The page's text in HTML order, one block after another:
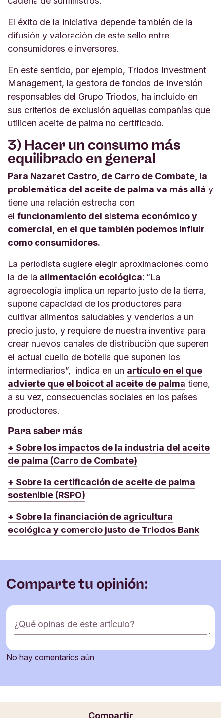
El éxito de la iniciativa depende también de la
difusión y valoración de este sello entre
consumidores e inversores.
En este sentido, por ejemplo, Triodos Investment
Management, la gestora de fondos de inversión
responsables del Grupo Triodos, ha incluido en
sus criterios de exclusión aquellas compañías que
utilicen aceite de palma no certificado.
3) Hacer un consumo más
equilibrado en general
Para Nazaret Castro, de Carro de Combate, la
problemática del aceite de palma va más allá y
tiene una relación estrecha con
el funcionamiento del sistema económico y
comercial, en el que también podemos influir
como consumidores.
La periodista sugiere elegir aproximaciones como
la de la alimentación ecológica: “La
agroecología implica un reparto justo de la tierra,
supone capacidad de los productores para
cultivar alimentos saludables y venderlos a un
precio justo, y requiere de nuestra inventiva para
crear nuevos canales de distribución que superen
el actual cuello de botella que suponen los
intermediarios”, indica en un artículo en el que
advierte que el boicot al aceite de palma tiene,
a su vez, consecuencias sociales en los países
productores.
Para saber más
+ Sobre los impactos de la industria del aceite
de palma (Carro de Combate)
+ Sobre la certificación de aceite de palma
sostenible (RSPO)
+ Sobre la financiación de agricultura
ecológica y comercio justo de Triodos Bank
Comparte tu opinión:
F
o
m
a
¿Qué opinas de este artículo?
Correo electrónico
No hay comentarios aún
Compartir